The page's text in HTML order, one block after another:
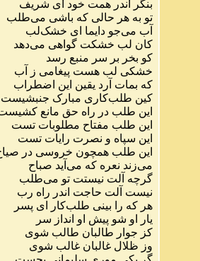
بنگر
اندر همت خود ای شریف
تو به هر حالی که باشی میطلب
آب میجو دایما ای خشکلب
کان لب خشکت گواهی میدهد
کو بخر بر سر منبع رسد
خشکی لب هست پیغامی ز
آب
که بمات آرد یقین این اضطراب
کین طلبکاری مبارک جنبشیست
این طلب در راه حق مانع
این طلب مفتاح مطلوبات تست
این سپاه و نصرت رایات تست
این طلب همچون خروسی در
میزند نعره که می آید صباح
گرچه آلت نیستت تو میطلب
نیست آلت حاجت اندر راه رب
هر که را بینی طلبکار ای پسر
یار
او شو پیش او انداز سر
کز جوار طالبان طالب شوی
وز ظلال غالبان غالب شوی